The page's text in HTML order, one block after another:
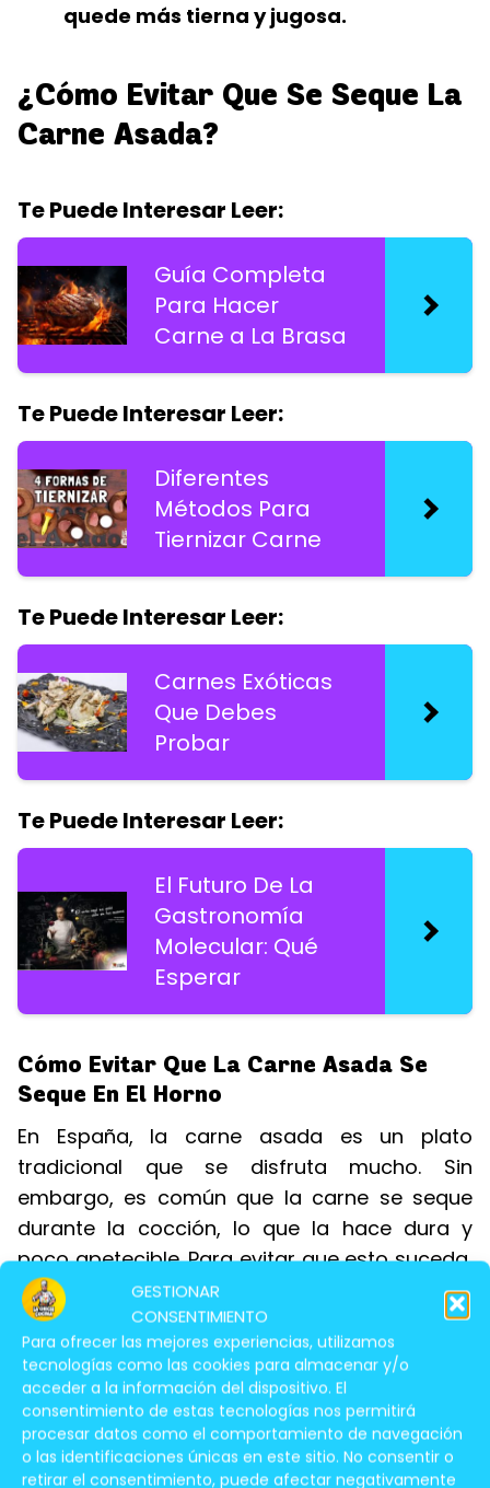
GESTIONAR
CONSENTIMIENTO
Para ofrecer las mejores experiencias, utilizamos
tecnologías como las cookies para almacenar y/o
acceder a la información del dispositivo. El
consentimiento de estas tecnologías nos permitirá
procesar datos como el comportamiento de navegación
o las identificaciones únicas en este sitio. No consentir o
retirar el consentimiento, puede afectar negativamente
quede más tierna y jugosa.
¿Cómo Evitar Que Se Seque La
Carne Asada?
Te Puede Interesar Leer:
Guía Completa
Para Hacer
Carne a La Brasa
Te Puede Interesar Leer:
Diferentes
Métodos Para
Tiernizar Carne
Te Puede Interesar Leer:
Carnes Exóticas
Que Debes
Probar
Te Puede Interesar Leer:
El Futuro De La
Gastronomía
Molecular: Qué
Esperar
Cómo Evitar Que La Carne Asada Se
Seque En El Horno
En España, la carne asada es un plato
tradicional que se disfruta mucho. Sin
embargo, es común que la carne se seque
durante la cocción, lo que la hace dura y
poco apetecible. Para evitar que esto suceda,
hay varias técnicas que puedes emplear:
Cocinar a baja temperatura: La
cocción a baja temperatura, entre 120 y
130 °C, permite que la carne se cocine de
manera uniforme y se mantenga jugosa.
Para lograr esto, es importante utilizar un